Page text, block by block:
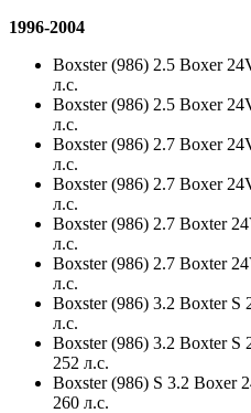
1996-2004
Boxster (986) 2.5 Boxer
л.с.
Boxster (986) 2.5 Boxer
л.с.
Boxster (986) 2.7 Boxer
л.с.
Boxster (986) 2.7 Boxer
л.с.
Boxster (986) 2.7 Boxter
л.с.
Boxster (986) 2.7 Boxter
л.с.
Boxster (986) 3.2 Boxter S
л.с.
Boxster (986) 3.2 Boxter S
252 л.с.
Boxster (986) S 3.2 Boxer
260 л.с.